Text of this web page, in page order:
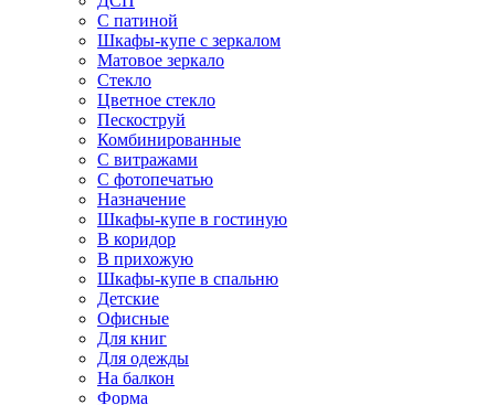
С патиной
Шкафы-купе с зеркалом
Матовое зеркало
Стекло
Цветное стекло
Пескоструй
Комбинированные
С витражами
С фотопечатью
Назначение
Шкафы-купе в гостиную
В коридор
В прихожую
Шкафы-купе в спальню
Детские
Офисные
Для книг
Для одежды
На балкон
Форма